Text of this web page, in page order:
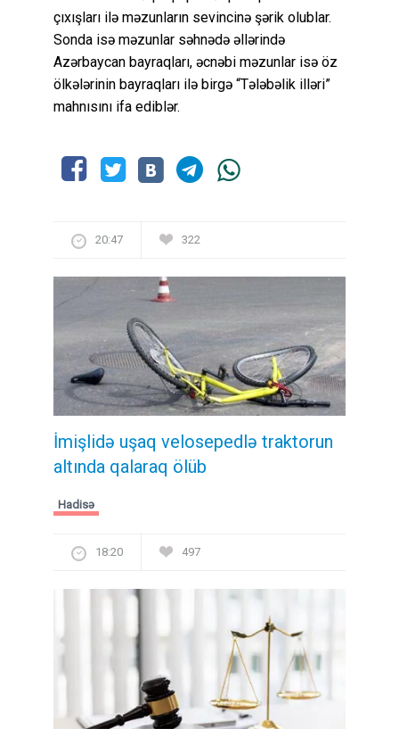
çıxışları ilə məzunların sevincinə şərik olublar.
Sonda isə məzunlar səhnədə əllərində
Azərbaycan bayraqları, əcnəbi məzunlar isə öz
ölkələrinin bayraqları ilə birgə “Tələbəlik illəri”
mahnısını ifa ediblər.
20:47 322
İmişlidə uşaq velosepedlə traktorun
altında qalaraq ölüb
Hadisə
18:20 497